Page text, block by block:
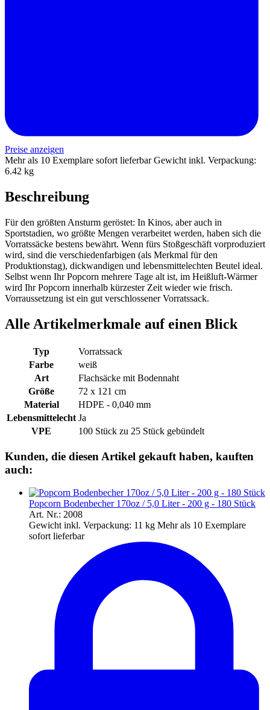
Preise anzeigen
Mehr als 10 Exemplare sofort lieferbarGewicht inkl. Verpackung:
6.42 kg
Beschreibung
Für den größten Ansturm geröstet: In Kinos, aber auch in
Sportstadien, wo größte Mengen verarbeitet werden, haben sich die
Vorratssäcke bestens bewährt. Wenn fürs Stoßgeschäft vorproduziert
wird, sind die verschiedenfarbigen (als Merkmal für den
Produktionstag), dickwandigen und lebensmittelechten Beutel ideal.
Selbst wenn Ihr Popcorn mehrere Tage alt ist, im Heißluft-Wärmer
wird Ihr Popcorn innerhalb kürzester Zeit wieder wie frisch.
Vorraussetzung ist ein gut verschlossener Vorratssack.
Alle Artikelmerkmale auf einen Blick
Typ
Vorratssack
Farbe
weiß
Art
Flachsäcke mit Bodennaht
Größe
72 x 121 cm
Material
HDPE - 0,040 mm
Lebensmittelecht Ja
VPE
100 Stück zu 25 Stück gebündelt
Kunden, die diesen Artikel gekauft haben, kauften
auch:
Popcorn Bodenbecher 170oz / 5,0 Liter - 200 g - 180 Stück
Art. Nr.: 2008
Gewicht inkl. Verpackung: 11 kg Mehr als 10 Exemplare
sofort lieferbar